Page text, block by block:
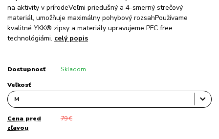
na aktivity v prírodeVeľmi priedušný a 4-smerný strečový
materiál, umožňuje maximálny pohybový rozsahPoužívame
kvalitné YKK® zipsy a materiály upravujeme PFC free
technológiámi. celý popis
Dostupnosť Skladom
Veľkosť
Cena pred
zľavou
79 €